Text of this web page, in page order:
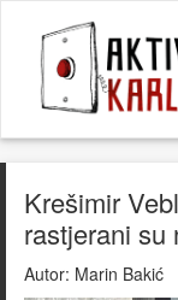
Krešimir
rastjerani su
Autor: Marin Bakić